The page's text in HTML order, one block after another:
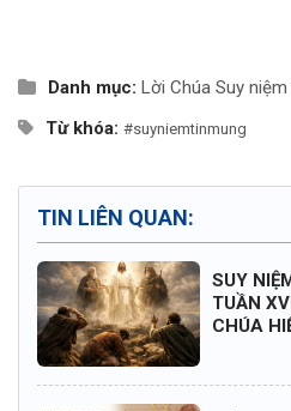
Danh mục: Lời Chúa Suy
Từ khóa: #suyniemtinmung
TIN LIÊN QUAN:
SUY
TUẦN
CHÚA